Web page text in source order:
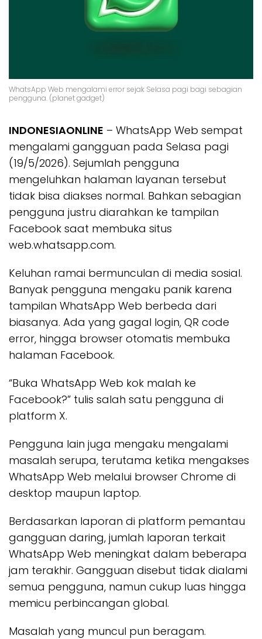
WhatsApp Web mengalami error sejak Selasa pagi bagi sebagian
pengguna. (planet gadget)
INDONESIAONLINE – WhatsApp Web sempat
mengalami gangguan pada Selasa pagi
(19/5/2026). Sejumlah pengguna
mengeluhkan halaman layanan tersebut
tidak bisa diakses normal. Bahkan sebagian
pengguna justru diarahkan ke tampilan
Facebook saat membuka situs
web.whatsapp.com.
Keluhan ramai bermunculan di media sosial.
Banyak pengguna mengaku panik karena
tampilan WhatsApp Web berbeda dari
biasanya. Ada yang gagal login, QR code
error, hingga browser otomatis membuka
halaman Facebook.
“Buka WhatsApp Web kok malah ke
Facebook?” tulis salah satu pengguna di
platform X.
Pengguna lain juga mengaku mengalami
masalah serupa, terutama ketika mengakses
WhatsApp Web melalui browser Chrome di
desktop maupun laptop.
Berdasarkan laporan di platform pemantau
gangguan daring, jumlah laporan terkait
WhatsApp Web meningkat dalam beberapa
jam terakhir. Gangguan disebut tidak dialami
semua pengguna, namun cukup luas hingga
memicu perbincangan global.
Masalah yang muncul pun beragam.